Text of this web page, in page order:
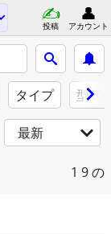
投稿 アカウント
タイプ 型式
最新
1 9 の